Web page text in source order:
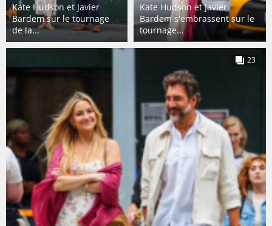
Kate Hudson et Javier
Bardem sur le tournage
de la...
Kate Hudson et Javier
Bardem s'embrassent sur le
tournage...
23